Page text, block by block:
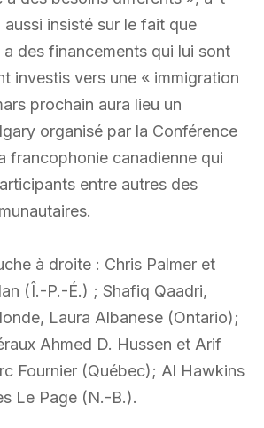
aussi insisté sur le fait que
des financements qui lui sont
investis vers une « immigration
prochain aura lieu un
organisé par la Conférence
francophonie canadienne qui
entre autres des
à droite : Chris Palmer et
(Î.-P.-É.) ; Shafiq Qaadri,
Laura Albanese (Ontario);
Ahmed D. Hussen et Arif
Fournier (Québec); Al Hawkins
Le Page (N.-B.).